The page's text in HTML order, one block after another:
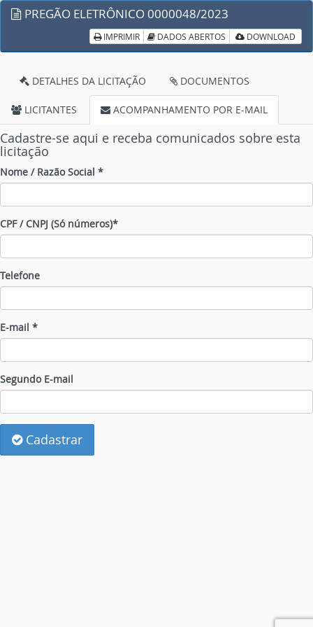
PREGÃO ELETRÔNICO 0000048/2023
IMPRIMIR DADOS ABERTOS DOWNLOAD
DETALHES DA LICITAÇÃO DOCUMENTOS
LICITANTES ACOMPANHAMENTO POR E-MAIL
Cadastre-se aqui e receba comunicados sobre esta
licitação
Nome / Razão Social *
CPF / CNPJ (Só números)*
Telefone
E-mail *
Segundo E-mail
Cadastrar